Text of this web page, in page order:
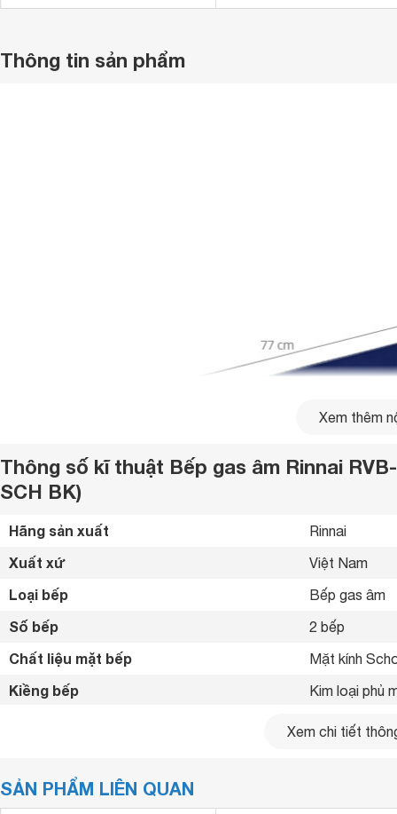
Thông tin sản phẩm
Bếp gas RinnaiRVB-2G-SCH(BL) với kiểu âm tường đẹp
đẹp và ấm cúng không gian sử dụng.
Xem thêm
Thông số kĩ thuật Bếp gas âm Rinnai
SCH BK)
Hãng sản xuất Rinnai
Xuất xứ Việt Nam
Loại bếp Bếp gas âm
Số bếp 2 bếp
Chất liệu mặt bếp Mặt kính
Kiềng bếp Kim loại phủ
Đồng thau
Số lượng đầu hâm
Xem chi tiết
SẢN PHẨM LIÊN QUAN